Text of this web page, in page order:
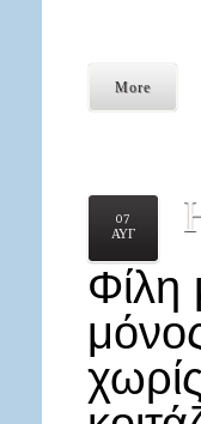
More
07
ΑΥΓ
Φίλη